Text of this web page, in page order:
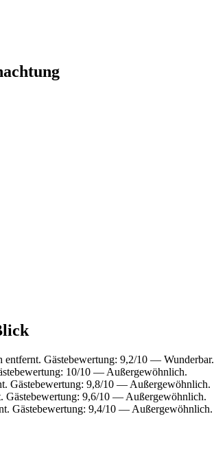
Gästebewertung: 9,2/10 — Wunderbar.
10/10 — Außergewöhnlich.
Gästebewertung: 9,8/10 — Außergewöhnlich.
9,6/10 — Außergewöhnlich.
Gästebewertung: 9,4/10 — Außergewöhnlich.